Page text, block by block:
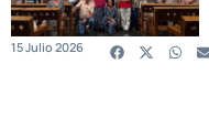
15 Julio 2026